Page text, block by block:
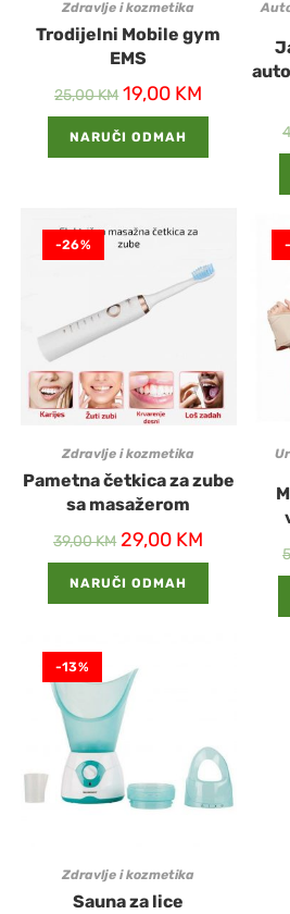
Zdravlje i kozmetika
Trodijelni Mobile gym
EMS
25,00KM 19,00 KM
NARUČI ODMAH
-26%
Zdravlje i kozmetika
Pametna četkica za zube
sa masažerom
39,00KM 29,00 KM
NARUČI ODMAH
-13%
Zdravlje i kozmetika
Sauna za lice